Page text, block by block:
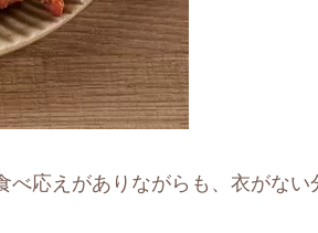
応えがありながらも、衣がない